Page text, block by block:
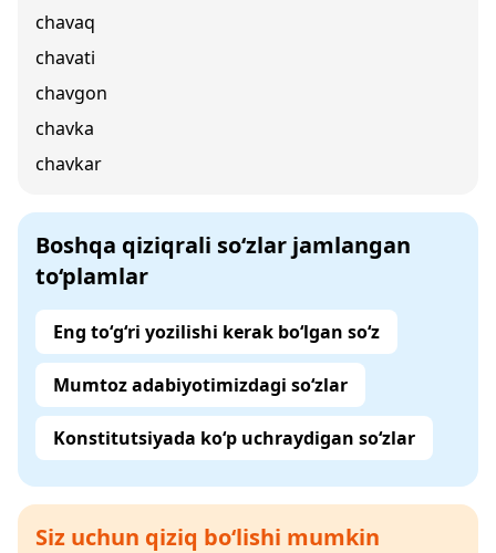
chavaq
chavati
chavgon
chavka
chavkar
Boshqa qiziqrali so‘zlar jamlangan
to‘plamlar
Eng to‘g‘ri yozilishi kerak bo‘lgan so‘z
Mumtoz adabiyotimizdagi so‘zlar
Konstitutsiyada ko‘p uchraydigan so‘zlar
Siz uchun qiziq bo‘lishi mumkin